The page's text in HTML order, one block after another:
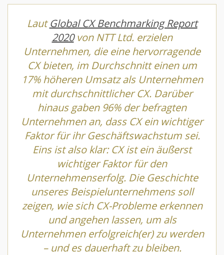
LautGlobal CX Benchmarking Report
2020von NTT Ltd. erzielen
Unternehmen, die eine hervorragende
CX bieten, im Durchschnitt einen um
17% höheren Umsatz als Unternehmen
mit durchschnittlicher CX. Darüber
hinaus gaben 96% der befragten
Unternehmen an, dass CX ein wichtiger
Faktor für ihr Geschäftswachstum sei.
Eins ist also klar: CX ist ein äußerst
wichtiger Faktor für den
Unternehmenserfolg. Die Geschichte
unseres Beispielunternehmens soll
zeigen, wie sich CX-Probleme erkennen
und angehen lassen, um als
Unternehmen erfolgreich(er) zu werden
– und es dauerhaft zu bleiben.